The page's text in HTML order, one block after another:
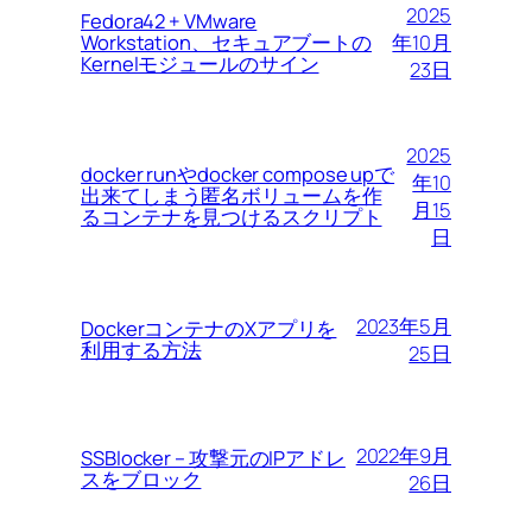
Fedora42 + VMware
Workstation、セキュアブートの
Kernelモジュールのサイン
2025
年10月
23日
docker runやdocker compose upで
出来てしまう匿名ボリュームを作
るコンテナを見つけるスクリプト
2025
年10
月15
日
DockerコンテナのXアプリを
利用する方法
2023年5月
25日
SSBlocker – 攻撃元のIPアドレ
スをブロック
2022年9月
26日